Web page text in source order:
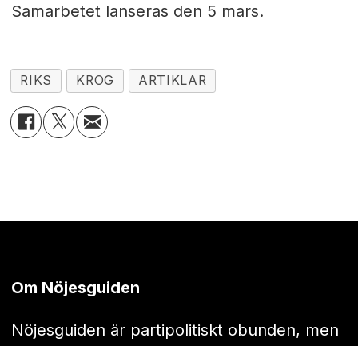
Samarbetet lanseras den 5 mars.
RIKS KROG ARTIKLAR
Om Nöjesguiden
Nöjesguiden är partipolitiskt obunden, men